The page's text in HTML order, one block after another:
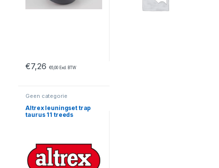
€7,26 €6,00Excl. BTW
Geen categorie
Altrex leuningset trap
taurus 11 treeds